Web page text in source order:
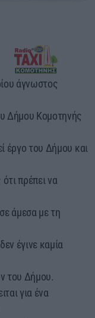
άγνωστος
Δήμου Κομοτηνής
έργο του Δήμου και
πρέπει να
άμεσα με τη
έγινε καμία
του Δήμου.
για ένα